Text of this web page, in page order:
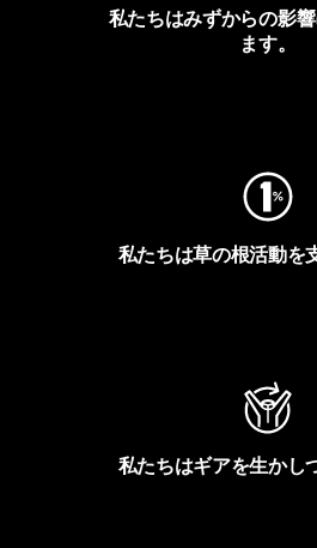
私たちはみずからの影
ます。
私たちは草の根活動を
私たちはギアを生かし